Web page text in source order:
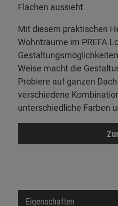
Flächen aussieht.
Mit diesem praktischen
Wohnträume im PREFA
Weise macht die
Probiere auf ganzen
verschiedene
unterschiedliche Farben
Eigenschaften